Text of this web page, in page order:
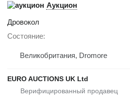
Аукцион
Дровокол
Состояние
Великобритания, Dromore
EURO AUCTIONS UK Ltd